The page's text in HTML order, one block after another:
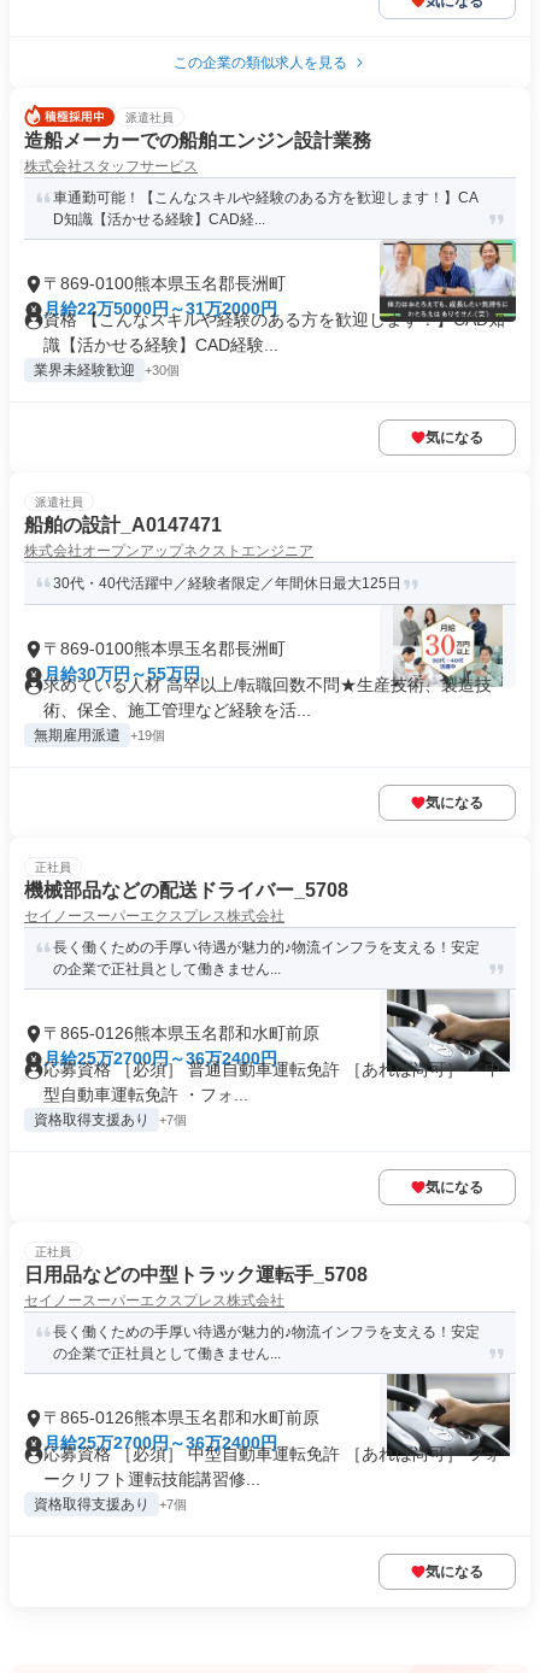
この企業の類似求人を見る
派遣社員
造船メーカーでの船舶エンジン設計業務
株式会社スタッフサービス
車通勤可能！【こんなスキルや経験のある方を歓迎します！】CA
D知識【活かせる経験】CAD経...
〒869-0100熊本県玉名郡長洲町
月給22万5000円～31万2000円
資格 【こんなスキルや経験のある方を歓迎します！】CAD知
識【活かせる経験】CAD経験...
業界未経験歓迎 +30個
気になる
派遣社員
船舶の設計_A0147471
株式会社オープンアップネクストエンジニア
30代・40代活躍中／経験者限定／年間休日最大125日
〒869-0100熊本県玉名郡長洲町
月給30万円～55万円
求めている人材 高卒以上/転職回数不問★生産技術、製造技
術、保全、施工管理など経験を活...
無期雇用派遣 +19個
気になる
正社員
機械部品などの配送ドライバー_5708
セイノースーパーエクスプレス株式会社
長く働くための手厚い待遇が魅力的♪物流インフラを支える！安定
の企業で正社員として働きません...
〒865-0126熊本県玉名郡和水町前原
月給25万2700円～36万2400円
応募資格 ［必須］ 普通自動車運転免許 ［あれば尚可］ ・中
型自動車運転免許 ・フォ...
資格取得支援あり +7個
気になる
正社員
日用品などの中型トラック運転手_5708
セイノースーパーエクスプレス株式会社
長く働くための手厚い待遇が魅力的♪物流インフラを支える！安定
の企業で正社員として働きません...
〒865-0126熊本県玉名郡和水町前原
月給25万2700円～36万2400円
応募資格 ［必須］ 中型自動車運転免許 ［あれば尚可］ フォ
ークリフト運転技能講習修...
資格取得支援あり +7個
気になる